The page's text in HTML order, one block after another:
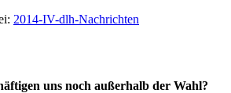
2014-IV-dlh-Nachrichten
uns noch außerhalb der Wahl?